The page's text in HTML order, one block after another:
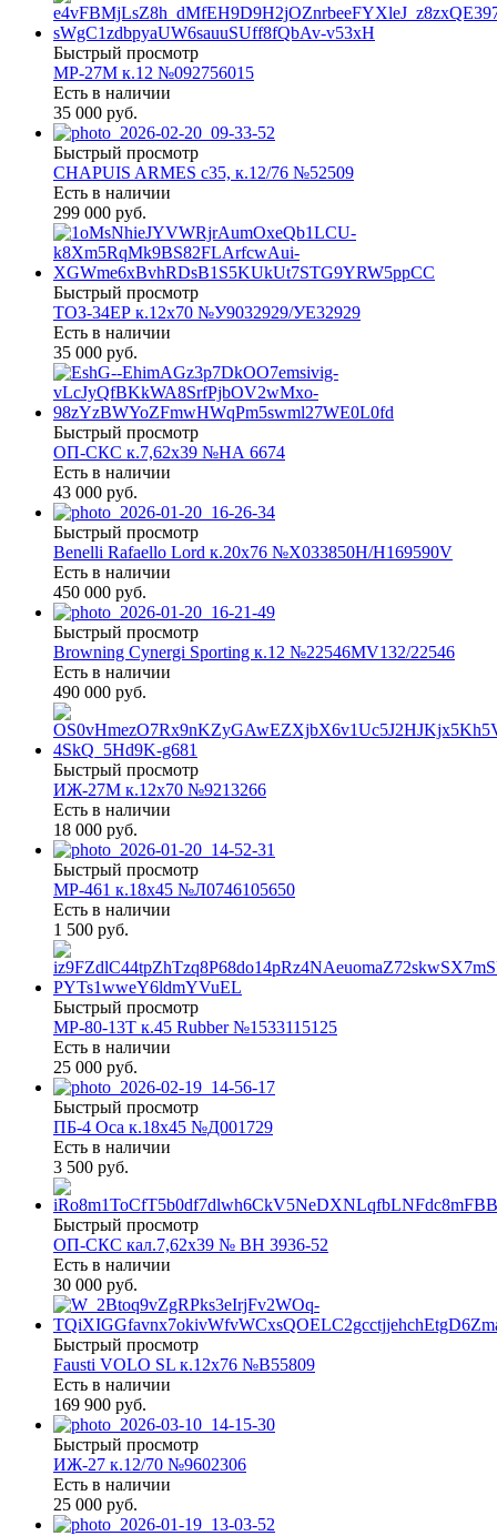
Быстрый просмотр
МР-27М к.12 №092756015
Есть в наличии
35 000 руб.
Быстрый просмотр
CHAPUIS ARMES c35, к.12/76 №52509
Есть в наличии
299 000 руб.
Быстрый просмотр
ТОЗ-34ЕР к.12х70 №У9032929/УЕ32929
Есть в наличии
35 000 руб.
Быстрый просмотр
ОП-СКС к.7,62х39 №НА 6674
Есть в наличии
43 000 руб.
Быстрый просмотр
Benelli Rafaello Lord к.20х76 №X033850Н/Н169590V
Есть в наличии
450 000 руб.
Быстрый просмотр
Browning Cynergi Sporting к.12 №22546MV132/22546
Есть в наличии
490 000 руб.
Быстрый просмотр
ИЖ-27М к.12х70 №9213266
Есть в наличии
18 000 руб.
Быстрый просмотр
МР-461 к.18х45 №Л0746105650
Есть в наличии
1 500 руб.
Быстрый просмотр
МР-80-13Т к.45 Rubber №1533115125
Есть в наличии
25 000 руб.
Быстрый просмотр
ПБ-4 Оса к.18х45 №Д001729
Есть в наличии
3 500 руб.
Быстрый просмотр
ОП-СКС кал.7,62х39 № ВН 3936-52
Есть в наличии
30 000 руб.
Быстрый просмотр
Fausti VOLO SL к.12х76 №В55809
Есть в наличии
169 900 руб.
Быстрый просмотр
ИЖ-27 к.12/70 №9602306
Есть в наличии
25 000 руб.